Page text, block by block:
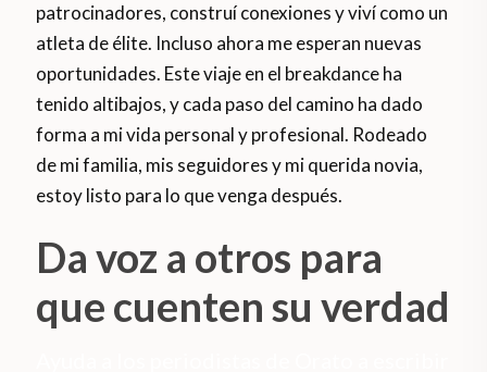
patrocinadores, construí conexiones y viví como un
atleta de élite. Incluso ahora me esperan nuevas
oportunidades. Este viaje en el breakdance ha
tenido altibajos, y cada paso del camino ha dado
forma a mi vida personal y profesional. Rodeado
de mi familia, mis seguidores y mi querida novia,
estoy listo para lo que venga después.
Da voz a otros para
que cuenten su verdad